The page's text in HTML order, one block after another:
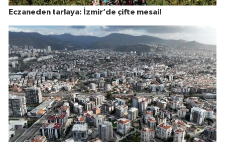
Eczaneden tarlaya: İzmir’de çifte mesai!